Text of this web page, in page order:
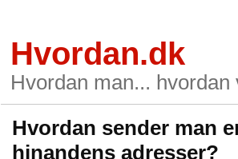
Hvordan.dk
Hvordan man...
Hvordan sender man
hinandens adresser?